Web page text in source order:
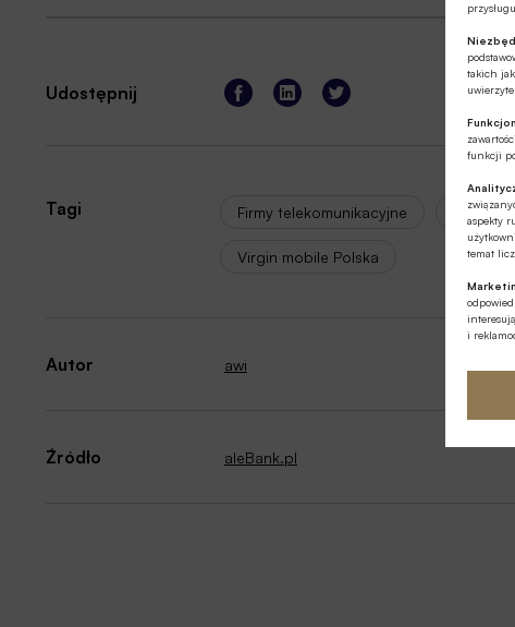
takich
funkcji
aspekty
temat
i
Udostępnij
Tagi Firmy telekomunikacyjne P4
Virgin mobile Polska
Autor awi
Źródło aleBank.pl